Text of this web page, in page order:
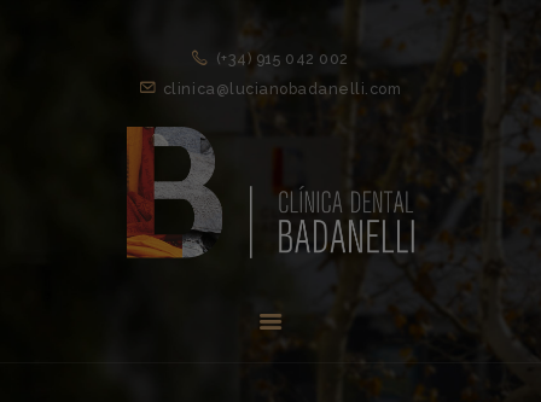
(+34) 915 042 002
clinica@lucianobadanelli.com